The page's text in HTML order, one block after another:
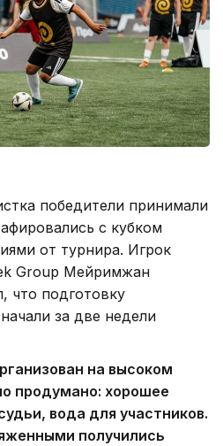
победители принимали
с кубком
от турнира. Игрок
Group Мейримжан
что подготовку
за две недели
на высоком
продумано: хорошее
вода для участников.
получились